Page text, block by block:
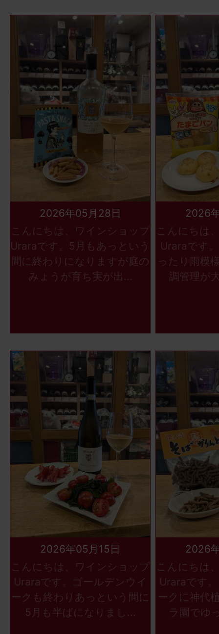
2026年05月28日
こんにちは、ワインショップ
Uraraです。5月もあっという
間に終わりになりますが庭の
みょうが育ち実が出...
2026
こんにちは
Uraraです
ったり雨模
調管理が
2026年05月15日
こんにちは、ワインショップ
Uraraです。ゴールデンウイ
ークも終わりあっという間に
5月も半ばになりまし...
2026
こんにちは
Uraraです
ークに神代
ラ園でゆ